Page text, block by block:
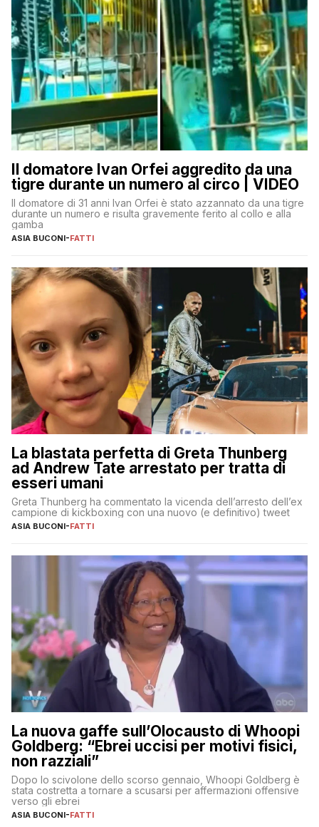
Il domatore Ivan Orfei aggredito da una
tigre durante un numero al circo | VIDEO
Il domatore di 31 anni Ivan Orfei è stato azzannato da una tigre
durante un numero e risulta gravemente ferito al collo e alla
gamba
ASIA BUCONI-FATTI
La blastata perfetta di Greta Thunberg
ad Andrew Tate arrestato per tratta di
esseri umani
Greta Thunberg ha commentato la vicenda dell’arresto dell’ex
campione di kickboxing con una nuovo (e definitivo) tweet
ASIA BUCONI-FATTI
La nuova gaffe sull’Olocausto di Whoopi
Goldberg: “Ebrei uccisi per motivi fisici,
non razziali”
Dopo lo scivolone dello scorso gennaio, Whoopi Goldberg è
stata costretta a tornare a scusarsi per affermazioni offensive
verso gli ebrei
ASIA BUCONI-FATTI